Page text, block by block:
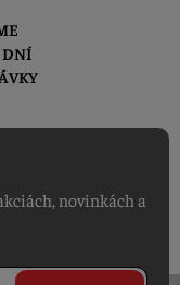
DNÍ
novinkách a